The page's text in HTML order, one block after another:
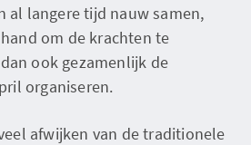
al langere tijd nauw samen,
om de krachten te
ook gezamenlijk de
organiseren.
afwijken van de traditionele